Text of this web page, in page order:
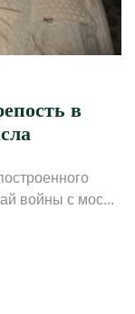
в
войны с мос...